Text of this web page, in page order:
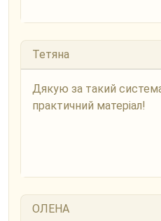
Тетяна
Дякую за такий
практичний матеріал!
ОЛЕНА